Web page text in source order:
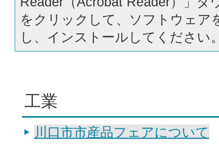
をクリックして、ソフトウェア
し、インストールしてください
工業
川口市市産品フェアについて